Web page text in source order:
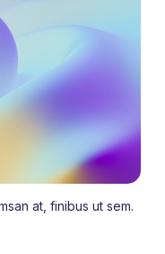
at, finibus ut sem.